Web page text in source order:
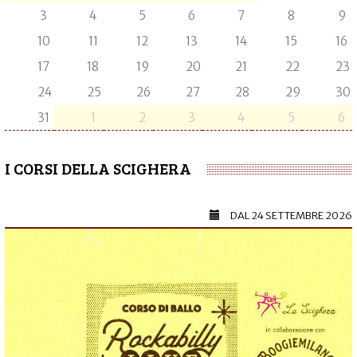
3 4 5 6 7 8
9
10
11 12 13 14 15
16
17
18 19 20 21 22
23
24
25 26 27 28 29
30
31
1 2 3 4 5 6
I CORSI DELLA SCIGHERA
DAL24 SETTEMBRE 2026